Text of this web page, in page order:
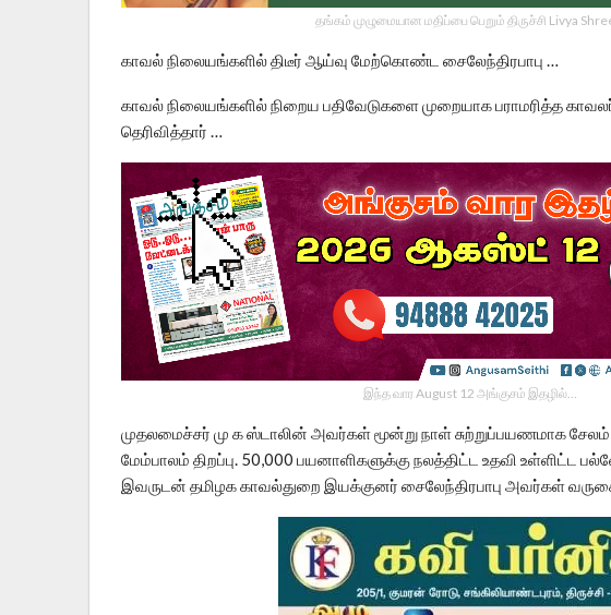
தங்கம் முழுமையான மதிப்பை பெறும் திருச்சி Livya
காவல் நிலையங்களில் திடீர் ஆய்வு மேற்கொண்ட சைலேந்திரபாபு …
காவல் நிலையங்களில் நிறைய பதிவேடுகளை முறையாக பராமரித்த
தெரிவித்தார் …
இந்த வார August 12 அங்குசம் இதழில்…
முதலமைச்சர் மு க ஸ்டாலின் அவர்கள் மூன்று நாள் சுற்றுப்பயணமாக
மேம்பாலம் திறப்பு. 50,000 பயனாளிகளுக்கு நலத்திட்ட உதவி உள்ளிட்ட
இவருடன் தமிழக காவல்துறை இயக்குனர் சைலேந்திரபாபு அவர்கள் வருகை